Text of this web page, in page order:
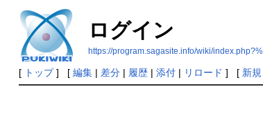
ログイン
https://program.sagasite.info/wiki/
[ トップ] [ 編集| 差分| 履歴| 添付| リロード ] [ 新規